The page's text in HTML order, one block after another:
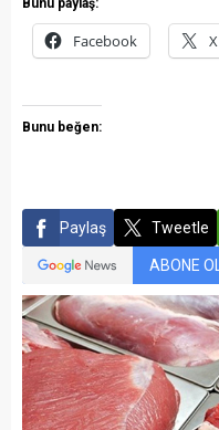
Bunu paylaş:
Facebook X
Bunu beğen:
Paylaş Tweetle
ABONE OL